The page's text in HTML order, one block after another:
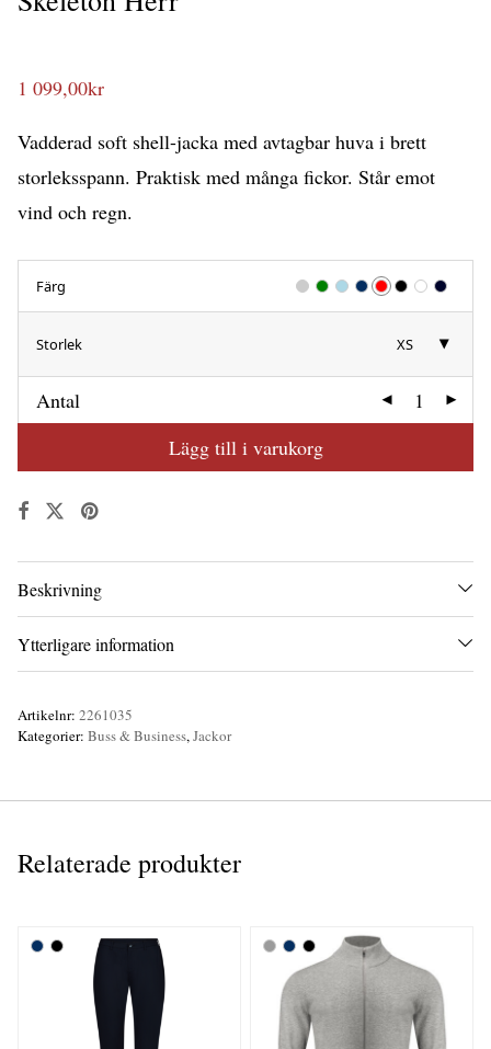
1 099,00kr
Vadderad soft shell-jacka med avtagbar huva i brett
storleksspann. Praktisk med många fickor. Står emot
vind och regn.
Färg
Storlek XS
Antal
Lägg till i varukorg
Beskrivning
Ytterligare information
Artikelnr: 2261035
Kategorier: Buss & Business,Jackor
Relaterade produkter